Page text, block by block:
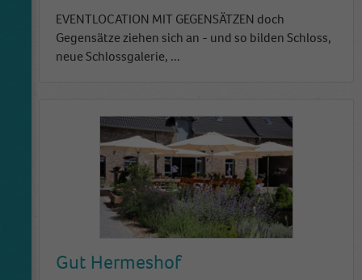
EVENTLOCATION MIT GEGENSÄTZEN doch
Gegensätze ziehen sich an - und so bilden Schloss,
neue Schlossgalerie, ...
Gut Hermeshof